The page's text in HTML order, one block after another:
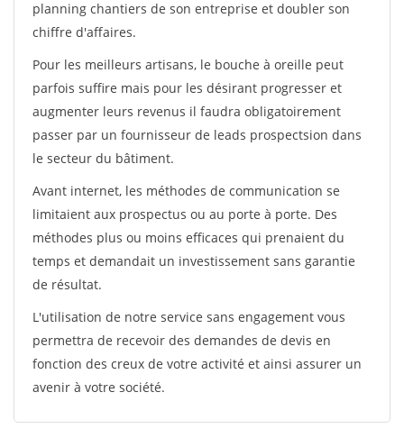
planning chantiers de son entreprise et doubler son
chiffre d'affaires.
Pour les meilleurs artisans, le bouche à oreille peut
parfois suffire mais pour les désirant progresser et
augmenter leurs revenus il faudra obligatoirement
passer par un fournisseur de leads prospectsion dans
le secteur du bâtiment.
Avant internet, les méthodes de communication se
limitaient aux prospectus ou au porte à porte. Des
méthodes plus ou moins efficaces qui prenaient du
temps et demandait un investissement sans garantie
de résultat.
L'utilisation de notre service sans engagement vous
permettra de recevoir des demandes de devis en
fonction des creux de votre activité et ainsi assurer un
avenir à votre société.